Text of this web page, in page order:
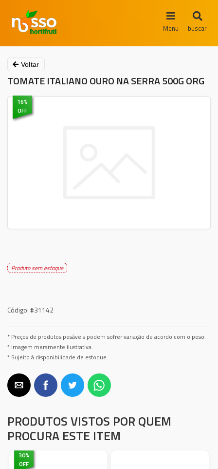
Menu buscar
Voltar
TOMATE ITALIANO OURO NA SERRA 500G ORG
16%
OFF
Produto sem estoque
Código:#31142
* Preços de produtos pesáveis podem sofrer variação de acordo com o peso.
* Imagem meramente ilustrativa.
* Sujeito à disponibilidade de estoque.
PRODUTOS VISTOS POR QUEM
PROCURA ESTE ITEM
30%
OFF